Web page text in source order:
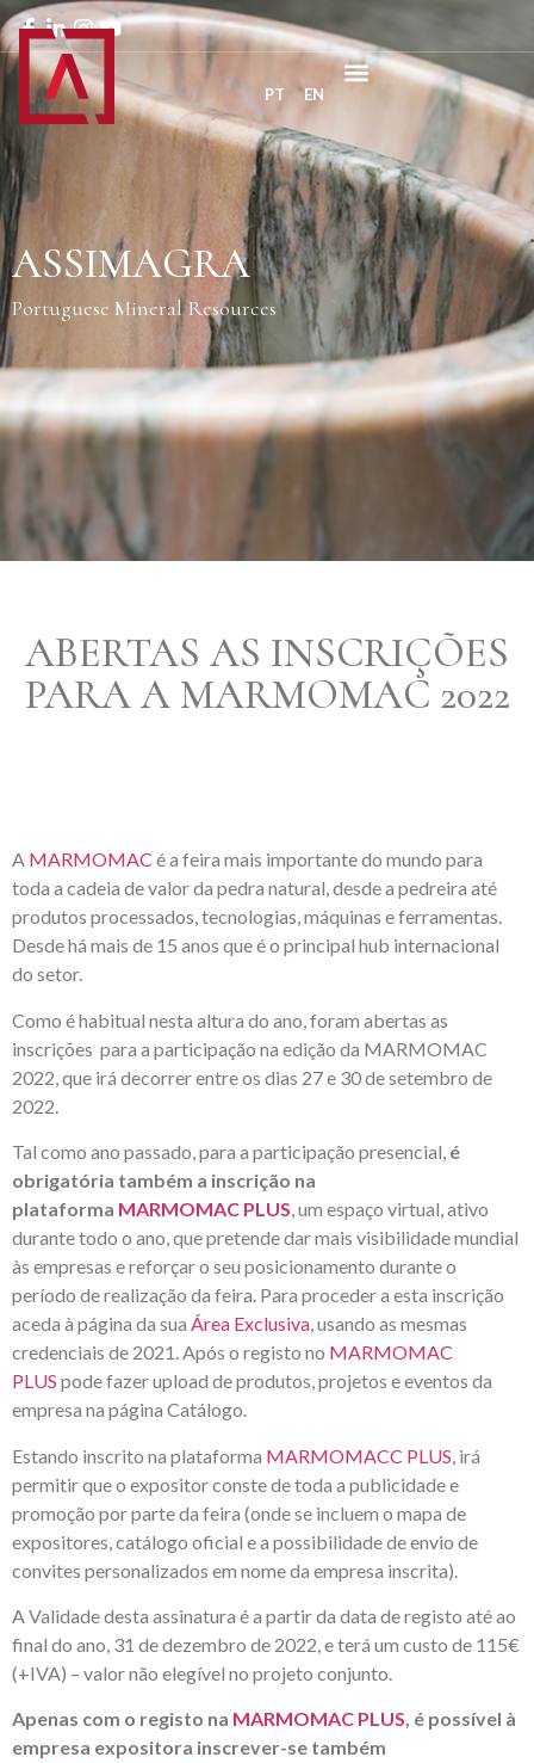
PT EN
ASSIMAGRA
Portuguese Mineral Resources
ABERTAS AS INSCRIÇÕES
PARA A MARMOMAC 2022
A MARMOMAC é a feira mais importante do mundo para
toda a cadeia de valor da pedra natural, desde a pedreira até
produtos processados, tecnologias, máquinas e ferramentas.
Desde há mais de 15 anos que é o principal hub internacional
do setor.
Como é habitual nesta altura do ano, foram abertas as
inscrições para a participação na edição da MARMOMAC
2022, que irá decorrer entre os dias 27 e 30 de setembro de
2022.
Tal como ano passado, para a participação presencial, é
obrigatória também a inscrição na
plataforma MARMOMAC PLUS, um espaço virtual, ativo
durante todo o ano, que pretende dar mais visibilidade mundial
às empresas e reforçar o seu posicionamento durante o
período de realização da feira. Para proceder a esta inscrição
aceda à página da sua Área Exclusiva, usando as mesmas
credenciais de 2021. Após o registo no MARMOMAC
PLUS pode fazer upload de produtos, projetos e eventos da
empresa na página Catálogo.
Estando inscrito na plataforma MARMOMACC PLUS , irá
permitir que o expositor conste de toda a publicidade e
promoção por parte da feira (onde se incluem o mapa de
expositores, catálogo oficial e a possibilidade de envio de
convites personalizados em nome da empresa inscrita).
A Validade desta assinatura é a partir da data de registo até ao
final do ano, 31 de dezembro de 2022, e terá um custo de 115€
(+IVA) – valor não elegível no projeto conjunto.
Apenas com o registo na MARMOMAC PLUS, é possível à
empresa expositora inscrever-se também